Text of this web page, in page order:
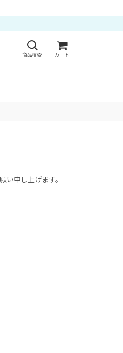
商品検索 カート
い申し上げます。